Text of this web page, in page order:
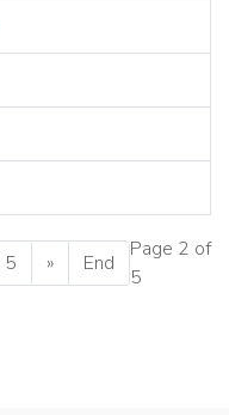
5 » End
Page 2 of
5